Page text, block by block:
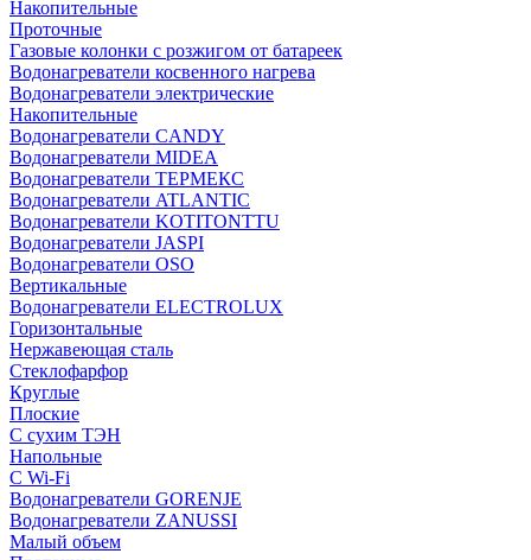
Накопительные
Проточные
Газовые колонки с розжигом от батареек
Водонагреватели косвенного нагрева
Водонагреватели электрические
Накопительные
Водонагреватели CANDY
Водонагреватели MIDEA
Водонагреватели ТЕРМЕКС
Водонагреватели ATLANTIC
Водонагреватели KOTITONTTU
Водонагреватели JASPI
Водонагреватели OSO
Вертикальные
Водонагреватели ELECTROLUX
Горизонтальные
Нержавеющая сталь
Стеклофарфор
Круглые
Плоские
С сухим ТЭН
Напольные
С Wi-Fi
Водонагреватели GORENJE
Водонагреватели ZANUSSI
Малый объем